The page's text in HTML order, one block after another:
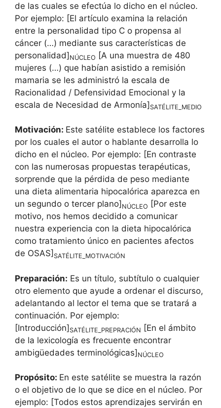
de las cuales se efectúa lo dicho en el núcleo.
Por ejemplo: [El artículo examina la relación
entre la personalidad tipo C o propensa al
cáncer (…) mediante sus características de
personalidad]NÚCLEO [A una muestra de 480
mujeres (…) que habían asistido a remisión
mamaria se les administró la escala de
Racionalidad / Defensividad Emocional y la
escala de Necesidad de Armonía]SATÉLITE_MEDIO
Motivación: Este satélite establece los factores
por los cuales el autor o hablante desarrolla lo
dicho en el núcleo. Por ejemplo: [En contraste
con las numerosas propuestas terapéuticas,
sorprende que la pérdida de peso mediante
una dieta alimentaria hipocalórica aparezca en
un segundo o tercer plano] NÚCLEO [Por este
motivo, nos hemos decidido a comunicar
nuestra experiencia con la dieta hipocalórica
como tratamiento único en pacientes afectos
de OSAS] SATÉLITE_MOTIVACIÓN
Preparación: Es un título, subtítulo o cualquier
otro elemento que ayude a ordenar el discurso,
adelantando al lector el tema que se tratará a
continuación. Por ejemplo:
[Introducción]SATÉLITE_PREPRACIÓN [En el ámbito
de la lexicología es frecuente encontrar
ambigüedades terminológicas]NÚCLEO
Propósito: En este satélite se muestra la razón
o el objetivo de lo que se dice en el núcleo. Por
ejemplo: [Todos estos aprendizajes servirán en